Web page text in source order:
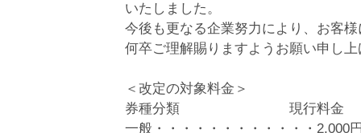
いたしました。
今後も更なる企業努力により、お客
何卒ご理解賜りますようお願い申し
＜改定の対象料金＞
券種分類 現行料金 【
一般・・・・・・・・・・・・